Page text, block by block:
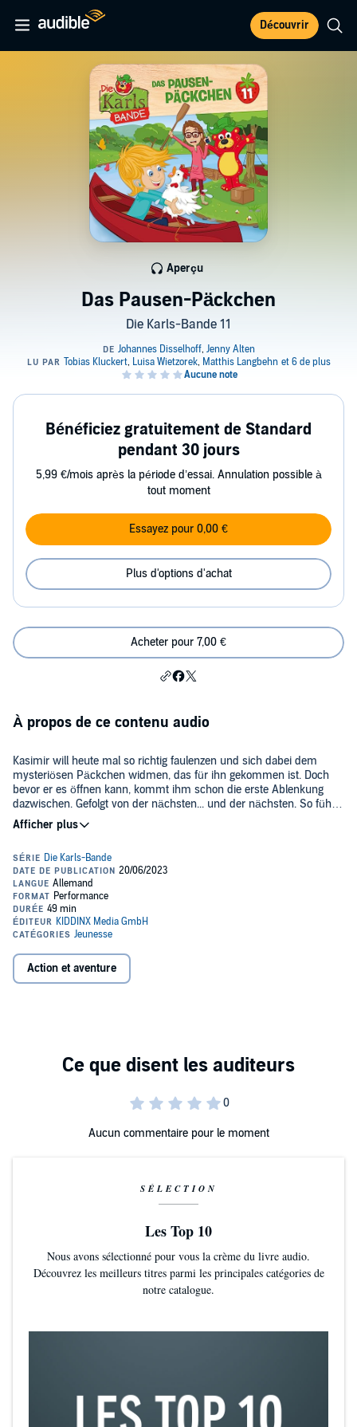
Découvrir
Das Pausen-Päckchen
Die Karls-Bande 11
Aperçu
Bénéficiez gratuitement de Standard
pendant 30 jours
5,99 €/mois après la période d’essai. Annulation possible à
tout moment
Essayez pour 0,00 €
Plus d'options d'achat
Acheter pour 7,00 €
À propos de ce contenu audio
Kasimir will heute mal so richtig faulenzen und sich dabei dem
mysteriösen Päckchen widmen, das für ihn gekommen ist. Doch
bevor er es öffnen kann, kommt ihm schon die erste Ablenkung
dazwischen. Gefolgt von der nächsten... und der nächsten. So führt
eins zum anderen und ehe er sich versieht, sitzt Kasi im Kanu und
treibt auf dem Fluss einem unerwarteten Abenteuer entgegen – mit
©2023 KIDDINX Studios GmbH, Berlin (P)2023 KIDDINX Studios
Action et aventure
Aucun commentaire pour le moment
SÉLECTION
Les Top 10
Nous avons sélectionné pour vous la crème du livre audio.
Découvrez les meilleurs titres parmi les principales catégories de
notre catalogue.